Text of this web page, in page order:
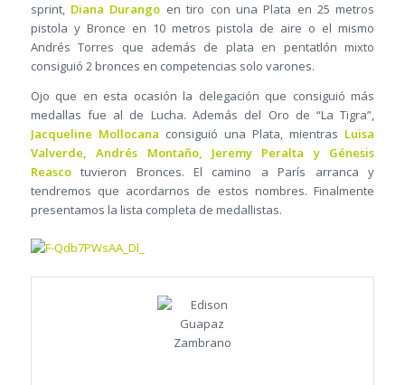
sprint, Diana Durango en tiro con una Plata en 25 metros
pistola y Bronce en 10 metros pistola de aire o el mismo
Andrés Torres que además de plata en pentatlón mixto
consiguió 2 bronces en competencias solo varones.
Ojo que en esta ocasión la delegación que consiguió más
medallas fue al de Lucha. Además del Oro de “La Tigra”,
Jacqueline Mollocana consiguió una Plata, mientras Luisa
Valverde, Andrés Montaño, Jeremy Peralta y Génesis
Reascotuvieron Bronces. El camino a París arranca y
tendremos que acordarnos de estos nombres. Finalmente
presentamos la lista completa de medallistas.